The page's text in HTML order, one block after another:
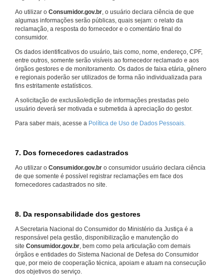
Ao utilizar o Consumidor.gov.br , o usuário declara ciência de que
algumas informações serão públicas, quais sejam: o relato da
reclamação, a resposta do fornecedor e o comentário final do
consumidor.
Os dados identificativos do usuário, tais como, nome, endereço, CPF,
entre outros, somente serão visíveis ao fornecedor reclamado e aos
órgãos gestores e de monitoramento. Os dados de faixa etária, gênero
e regionais poderão ser utilizados de forma não individualizada para
fins estritamente estatísticos.
A solicitação de exclusão/edição de informações prestadas pelo
usuário deverá ser motivada e submetida à apreciação do gestor.
Para saber mais, acesse a Política de Uso de Dados Pessoais.
7. Dos fornecedores cadastrados
Ao utilizar o Consumidor.gov.br o consumidor usuário declara ciência
de que somente é possível registrar reclamações em face dos
fornecedores cadastrados no site.
8. Da responsabilidade dos gestores
A Secretaria Nacional do Consumidor do Ministério da Justiça é a
responsável pela gestão, disponibilização e manutenção do
site Consumidor.gov.br, bem como pela articulação com demais
órgãos e entidades do Sistema Nacional de Defesa do Consumidor
que, por meio de cooperação técnica, apoiam e atuam na consecução
dos objetivos do serviço.